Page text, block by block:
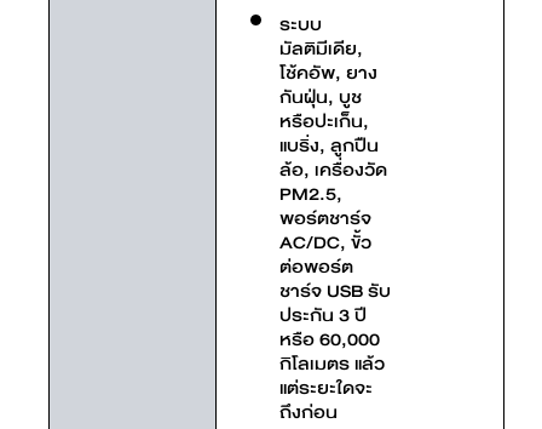
ระบบ
มัลติมีเดีย,
โช้คอัพ, ยาง
กันฝุ่น, บูช
หรือปะเก็น,
แบริ่ง, ลูกปืน
ล้อ, เครื่องวัด
PM2.5,
พอร์ตชาร์จ
AC/DC, ขั้ว
ต่อพอร์ต
ชาร์จ USB รับ
ประกัน 3 ปี
หรือ 60,000
กิโลเมตร แล้ว
แต่ระยะใดจะ
ถึงก่อน